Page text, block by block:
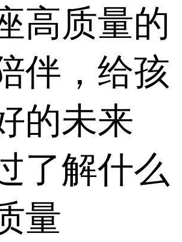
高质量的
伴，给孩
的未来
了解什么
量